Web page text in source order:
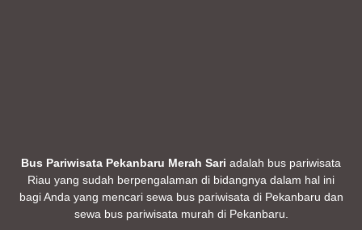
Bus Pariwisata Pekanbaru Merah Sari adalah bus pariwisata
Riau yang sudah berpengalaman di bidangnya dalam hal ini
bagi Anda yang mencari sewa bus pariwisata di Pekanbaru dan
sewa bus pariwisata murah di Pekanbaru.